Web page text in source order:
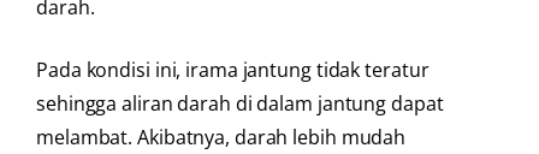
darah.
Pada kondisi ini, irama jantung tidak teratur
sehingga aliran darah di dalam jantung dapat
melambat. Akibatnya, darah lebih mudah